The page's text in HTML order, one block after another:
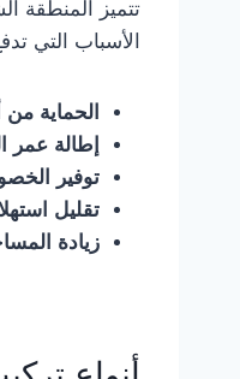
تتميز المنطقة
الأسباب التي
الحماية
إطالة عمر
توفير
تقليل
زيادة